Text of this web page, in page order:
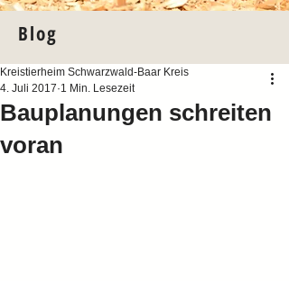
Blog
Bauplanungen schreiten
voran
Kreistierheim Schwarzwald-Baar Kreis
4. Juli 2017 1 Min. Lesezeit